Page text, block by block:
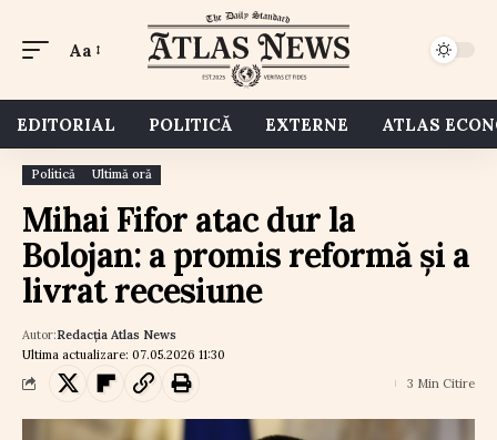
Aa
EDITORIAL POLITICĂ EXTERNE ATLAS
Politică Ultimă oră
Mihai Fifor atac dur la
Bolojan: a promis reformă și a
livrat recesiune
Ultima actualizare: 07.05.2026 11:30
Autor:Redacția Atlas News
3 Min Citire